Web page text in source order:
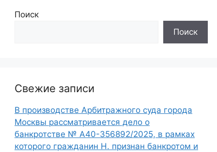
Поиск
Поиск
Свежие записи
В производстве Арбитражного суда города
Москвы рассматривается дело о
банкротстве № А40-356892/2025, в рамках
которого гражданин Н. признан банкротом и